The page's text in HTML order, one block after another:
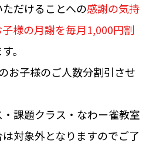
だけることへの感謝の気持
様の月謝を毎月1,000円割
。
お子様のご人数分割引させ
課題クラス・なわー雀教室
対象外となりますのでご了